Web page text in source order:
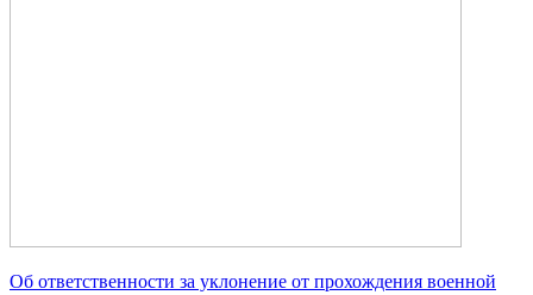
Об ответственности за уклонение от прохождения военной